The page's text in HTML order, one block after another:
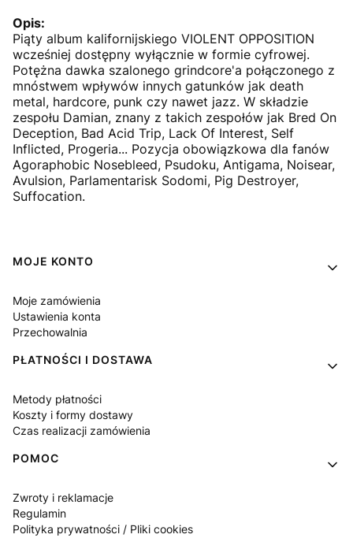
Opis:
Piąty album kalifornijskiego VIOLENT OPPOSITION
wcześniej dostępny wyłącznie w formie cyfrowej.
Potężna dawka szalonego grindcore'a połączonego z
mnóstwem wpływów innych gatunków jak death
metal, hardcore, punk czy nawet jazz. W składzie
zespołu Damian, znany z takich zespołów jak Bred On
Deception, Bad Acid Trip, Lack Of Interest, Self
Inflicted, Progeria... Pozycja obowiązkowa dla fanów
Agoraphobic Nosebleed, Psudoku, Antigama, Noisear,
Avulsion, Parlamentarisk Sodomi, Pig Destroyer,
Suffocation.
Linki w stopce
MOJE KONTO
Moje zamówienia
Ustawienia konta
Przechowalnia
PŁATNOŚCI I DOSTAWA
Metody płatności
Koszty i formy dostawy
Czas realizacji zamówienia
POMOC
Zwroty i reklamacje
Regulamin
Polityka prywatności / Pliki cookies